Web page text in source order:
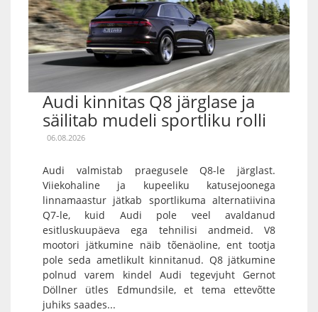
Audi kinnitas Q8 järglase ja
säilitab mudeli sportliku rolli
06.08.2026
Audi valmistab praegusele Q8-le järglast.
Viiekohaline ja kupeeliku katusejoonega
linnamaastur jätkab sportlikuma alternatiivina
Q7-le, kuid Audi pole veel avaldanud
esitluskuupäeva ega tehnilisi andmeid. V8
mootori jätkumine näib tõenäoline, ent tootja
pole seda ametlikult kinnitanud. Q8 jätkumine
polnud varem kindel Audi tegevjuht Gernot
Döllner ütles Edmundsile, et tema ettevõtte
juhiks saades...